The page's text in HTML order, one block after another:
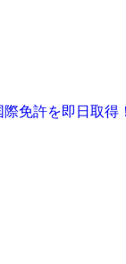
際免許を即日取得